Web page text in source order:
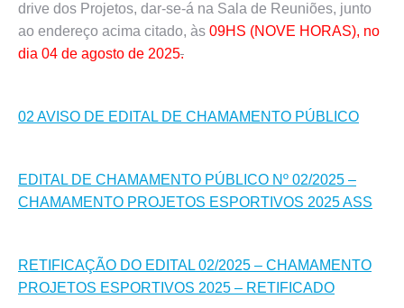
drive dos Projetos, dar-se-á na Sala de Reuniões, junto
ao endereço acima citado, às 09HS (NOVE HORAS), no
dia 04 de agosto de 2025.
02 AVISO DE EDITAL DE CHAMAMENTO PÚBLICO
EDITAL DE CHAMAMENTO PÚBLICO Nº 02/2025 –
CHAMAMENTO PROJETOS ESPORTIVOS 2025 ASS
RETIFICAÇÃO DO EDITAL 02/2025 – CHAMAMENTO
PROJETOS ESPORTIVOS 2025 – RETIFICADO